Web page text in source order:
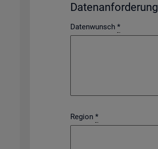
Da­ten­an­for­de­rung
Datenwunsch *
Region *